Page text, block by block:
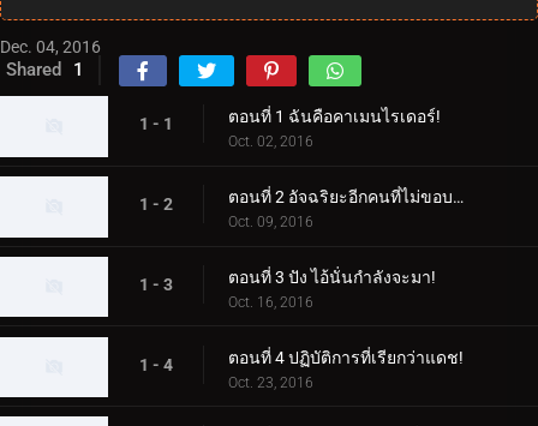
Dec. 04, 2016
Shared 1
1 - 1 ตอนที่ 1 ฉันคือคาเมนไรเดอร์!
Oct. 02, 2016
1 - 2 ตอนที่ 2 อัจฉริยะอีกคนที่ไม่ขอบคุณเหรอ?
Oct. 09, 2016
1 - 3 ตอนที่ 3 ปัง ไอ้นั่นกำลังจะมา!
Oct. 16, 2016
1 - 4 ตอนที่ 4 ปฏิบัติการที่เรียกว่าแดช!
Oct. 23, 2016